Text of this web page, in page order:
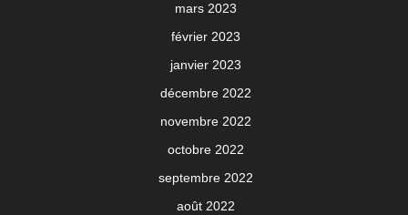
mars 2023
février 2023
janvier 2023
décembre 2022
novembre 2022
octobre 2022
septembre 2022
août 2022